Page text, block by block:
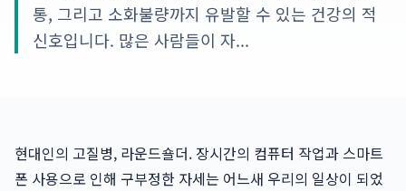
통, 그리고 소화불량까지 유발할 수 있는 건강의 적
신호입니다. 많은 사람들이 자...
현대인의 고질병, 라운드숄더. 장시간의 컴퓨터 작업과 스마트
폰 사용으로 인해 구부정한 자세는 어느새 우리의 일상이 되었